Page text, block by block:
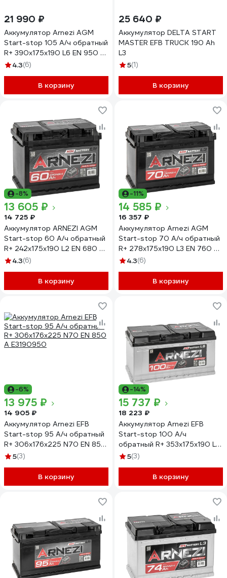
21 990 ₽
Аккумулятор Arnezi AGM
Start-stop 105 А/ч обратный
R+ 390x175x190 L6 EN 950 А
E4111050
4.3(6)
В корзину
25 640 ₽
Аккумулятор DELTA START
MASTER EFB TRUCK 190 Ah
L3
5(1)
В корзину
-8%
13 605 ₽
14 725 ₽
Аккумулятор ARNEZI AGM
Start-stop 60 А/ч обратный
R+ 242x175x190 L2 EN 680 А
E4040600
4.3(6)
В корзину
-11%
14 585 ₽
16 357 ₽
Аккумулятор Arnezi AGM
Start-stop 70 А/ч обратный
R+ 278x175x190 L3 EN 760 А
E4060700
4.3(6)
В корзину
-6%
13 975 ₽
14 905 ₽
Аккумулятор Arnezi EFB
Start-stop 95 А/ч обратный
R+ 306x176x225 N70 EN 850
А E3190950
5(3)
В корзину
-14%
15 737 ₽
18 223 ₽
Аккумулятор Arnezi EFB
Start-stop 100 А/ч
обратный R+ 353x175x190 L5
EN 850 А E3091000
5(3)
В корзину